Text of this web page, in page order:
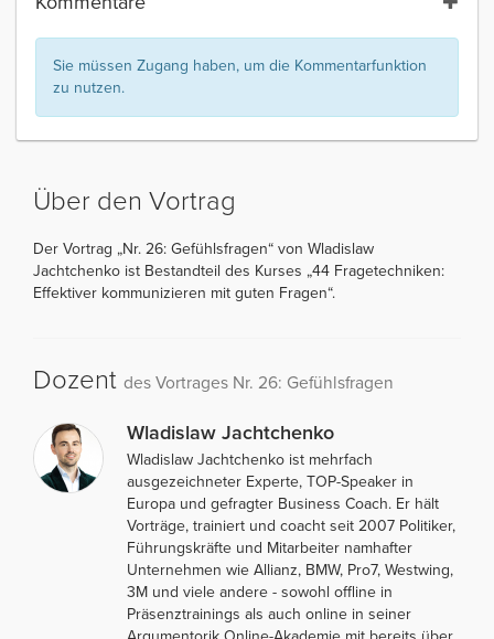
Sie müssen Zugang haben, um die Kommentarfunktion
zu nutzen.
Über den Vortrag
Der Vortrag „Nr. 26: Gefühlsfragen“ von Wladislaw
Jachtchenko ist Bestandteil des Kurses „44 Fragetechniken:
Effektiver kommunizieren mit guten Fragen“.
Dozent des Vortrages Nr. 26: Gefühlsfragen
Wladislaw Jachtchenko
Wladislaw Jachtchenko ist mehrfach
ausgezeichneter Experte, TOP-Speaker in
Europa und gefragter Business Coach. Er hält
Vorträge, trainiert und coacht seit 2007 Politiker,
Führungskräfte und Mitarbeiter namhafter
Unternehmen wie Allianz, BMW, Pro7, Westwing,
3M und viele andere - sowohl offline in
Präsenztrainings als auch online in seiner